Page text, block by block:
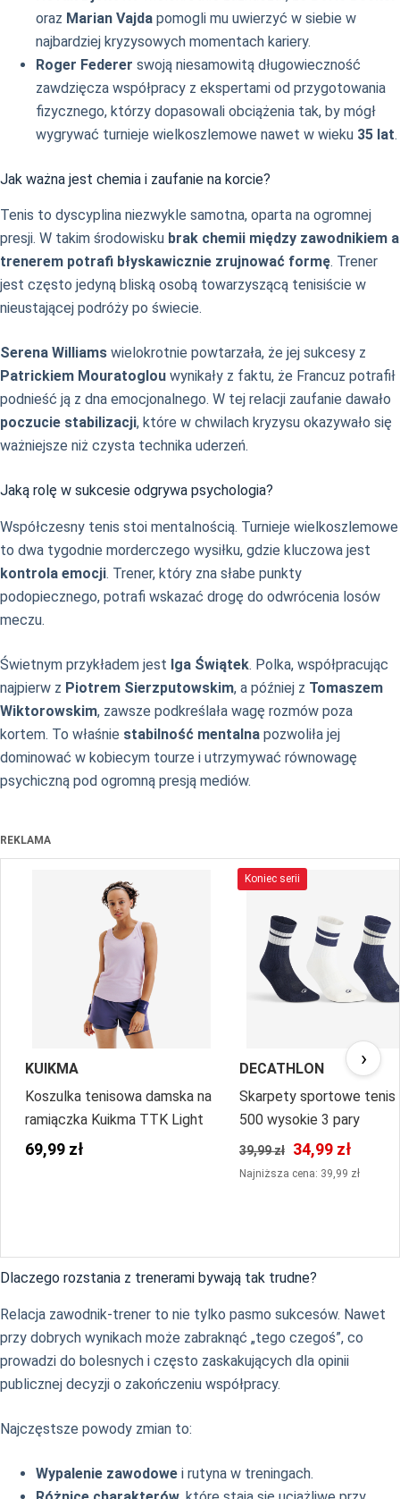
oraz Marian Vajda pomogli mu uwierzyć w siebie w
najbardziej kryzysowych momentach kariery.
Roger Federer swoją niesamowitą długowieczność
zawdzięcza współpracy z ekspertami od przygotowania
fizycznego, którzy dopasowali obciążenia tak, by mógł
wygrywać turnieje wielkoszlemowe nawet w wieku 35 lat.
Jak ważna jest chemia i zaufanie na korcie?
Tenis to dyscyplina niezwykle samotna, oparta na ogromnej
presji. W takim środowisku brak chemii między zawodnikiem a
trenerem potrafi błyskawicznie zrujnować formę. Trener
jest często jedyną bliską osobą towarzyszącą tenisiście w
nieustającej podróży po świecie.
Serena Williams wielokrotnie powtarzała, że jej sukcesy z
Patrickiem Mouratoglou wynikały z faktu, że Francuz potrafił
podnieść ją z dna emocjonalnego. W tej relacji zaufanie dawało
poczucie stabilizacji, które w chwilach kryzysu okazywało się
ważniejsze niż czysta technika uderzeń.
Jaką rolę w sukcesie odgrywa psychologia?
Współczesny tenis stoi mentalnością. Turnieje wielkoszlemowe
to dwa tygodnie morderczego wysiłku, gdzie kluczowa jest
kontrola emocji. Trener, który zna słabe punkty
podopiecznego, potrafi wskazać drogę do odwrócenia losów
meczu.
Świetnym przykładem jest Iga Świątek. Polka, współpracując
najpierw z Piotrem Sierzputowskim, a później z Tomaszem
Wiktorowskim, zawsze podkreślała wagę rozmów poza
kortem. To właśnie stabilność mentalna pozwoliła jej
dominować w kobiecym tourze i utrzymywać równowagę
psychiczną pod ogromną presją mediów.
REKLAMA
KUIKMA
Koszulka tenisowa damska na
ramiączka Kuikma TTK Light
69,99 zł
Koniec serii
DECATHLON
Skarpety sportowe tenis
500 wysokie 3 pary
39,99 zł 34,99 zł
Najniższa cena: 39,99 zł
›
Dlaczego rozstania z trenerami bywają tak trudne?
Relacja zawodnik-trener to nie tylko pasmo sukcesów. Nawet
przy dobrych wynikach może zabraknąć „tego czegoś”, co
prowadzi do bolesnych i często zaskakujących dla opinii
publicznej decyzji o zakończeniu współpracy.
Najczęstsze powody zmian to:
Wypalenie zawodowe i rutyna w treningach.